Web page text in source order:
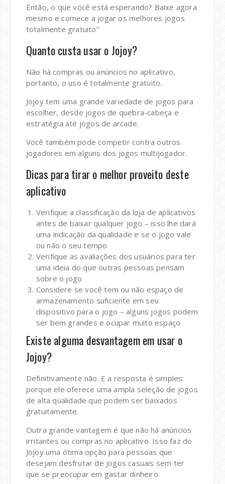
Então, o que você está esperando? Baixe agora
mesmo e comece a jogar os melhores jogos
totalmente gratuito”
Quanto custa usar o Jojoy?
Não há compras ou anúncios no aplicativo,
portanto, o uso é totalmente gratuito.
Jojoy tem uma grande variedade de jogos para
escolher, desde jogos de quebra-cabeça e
estratégia até jogos de arcade.
Você também pode competir contra outros
jogadores em alguns dos jogos multijogador.
Dicas para tirar o melhor proveito deste
aplicativo
Verifique a classificação da loja de aplicativos
antes de baixar qualquer jogo – isso lhe dará
uma indicação da qualidade e se o jogo vale
ou não o seu tempo
Verifique as avaliações dos usuários para ter
uma ideia do que outras pessoas pensam
sobre o jogo
Considere se você tem ou não espaço de
armazenamento suficiente em seu
dispositivo para o jogo – alguns jogos podem
ser bem grandes e ocupar muito espaço
Existe alguma desvantagem em usar o
Jojoy?
Definitivamente não. E a resposta é simples:
porque ele oferece uma ampla seleção de jogos
de alta qualidade que podem ser baixados
gratuitamente.
Outra grande vantagem é que não há anúncios
irritantes ou compras no aplicativo. Isso faz do
Jojoy uma ótima opção para pessoas que
desejam desfrutar de jogos casuais sem ter
que se preocupar em gastar dinheiro.